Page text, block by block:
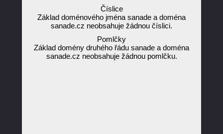
Číslice
Základ doménového jména sanade a doména
sanade.cz neobsahuje žádnou číslici.
Pomlčky
Základ domény druhého řádu sanade a doména
sanade.cz neobsahuje žádnou pomlčku.